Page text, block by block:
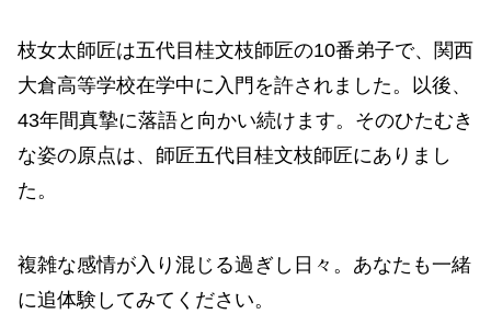
枝女太師匠は五代目桂文枝師匠の10番弟子で、関西
大倉高等学校在学中に入門を許されました。以後、
43年間真摯に落語と向かい続けます。そのひたむき
な姿の原点は、師匠五代目桂文枝師匠にありまし
た。
複雑な感情が入り混じる過ぎし日々。あなたも一緒
に追体験してみてください。